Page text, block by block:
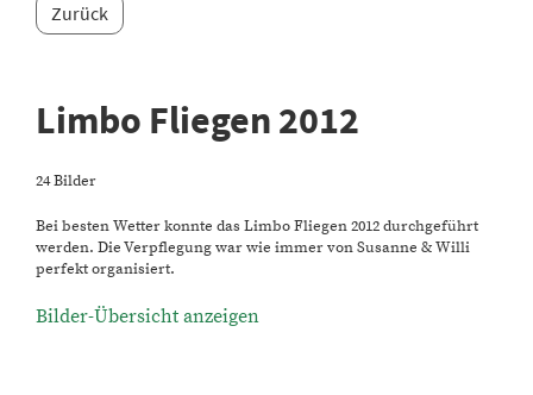
Zurück
Limbo Fliegen 2012
24 Bilder
Bei besten Wetter konnte das Limbo Fliegen 2012 durchgeführt
werden. Die Verpflegung war wie immer von Susanne & Willi
perfekt organisiert.
Bilder-Übersicht anzeigen